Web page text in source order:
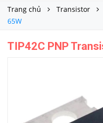
Trang chủ Transistor
65W
TIP42C PNP